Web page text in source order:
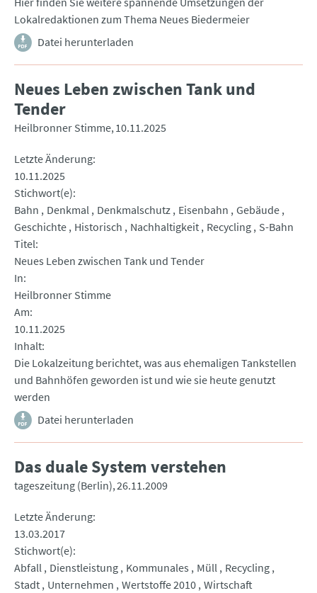
Lokalredaktionen zum Thema Neues Biedermeier
Datei herunterladen
Neues Leben zwischen Tank und
Tender
Heilbronner Stimme 10.11.2025
Letzte Änderung
10.11.2025
Stichwort(e)
Bahn
Denkmal Denkmalschutz Eisenbahn Gebäude
Geschichte Historisch Nachhaltigkeit Recycling S-Bahn
Titel
Neues Leben zwischen Tank und Tender
In
Heilbronner Stimme
Am
10.11.2025
Inhalt
Die Lokalzeitung berichtet, was aus ehemaligen Tankstellen
und Bahnhöfen geworden ist und wie sie heute genutzt
werden
Datei herunterladen
Das duale System verstehen
tageszeitung (Berlin) 26.11.2009
Letzte Änderung
13.03.2017
Stichwort(e)
Abfall Dienstleistung Kommunales Müll Recycling
Stadt Unternehmen Wertstoffe 2010 Wirtschaft